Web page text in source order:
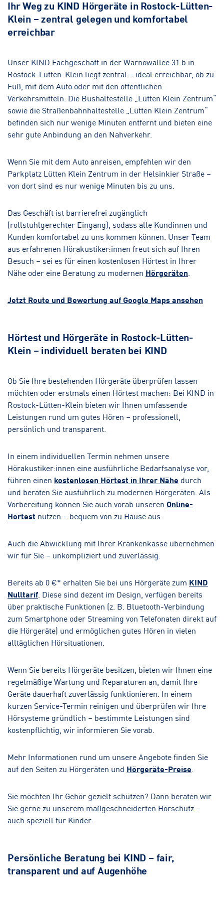
Wismar-Burgwall
Hörakustik
Grimmen
Hörakustik
Ihr Weg zu KIND Hörgeräte in Rostock-Lütten-
Klein – zentral gelegen und komfortabel
erreichbar
Unser KIND Fachgeschäft in der Warnowallee 31 b in
Rostock-Lütten-Klein liegt zentral – ideal erreichbar, ob zu
Fuß, mit dem Auto oder mit den öffentlichen
Verkehrsmitteln. Die Bushaltestelle „Lütten Klein Zentrum“
sowie die Straßenbahnhaltestelle „Lütten Klein Zentrum“
befinden sich nur wenige Minuten entfernt und bieten eine
sehr gute Anbindung an den Nahverkehr.
Wenn Sie mit dem Auto anreisen, empfehlen wir den
Parkplatz Lütten Klein Zentrum in der Helsinkier Straße –
von dort sind es nur wenige Minuten bis zu uns.
Das Geschäft ist barrierefrei zugänglich
(rollstuhlgerechter Eingang), sodass alle Kundinnen und
Kunden komfortabel zu uns kommen können. Unser Team
aus erfahrenen Hörakustiker:innen freut sich auf Ihren
Besuch – sei es für einen kostenlosen Hörtest in Ihrer
Nähe oder eine Beratung zu modernen Hörgeräten
Jetzt Route und Bewertung auf Google Maps ansehen
Hörtest und Hörgeräte in Rostock-Lütten-
Klein – individuell beraten bei KIND
Ob Sie Ihre bestehenden Hörgeräte überprüfen lassen
möchten oder erstmals einen Hörtest machen: Bei KIND in
Rostock-Lütten-Klein bieten wir Ihnen umfassende
Leistungen rund um gutes Hören – professionell,
persönlich und transparent.
In einem individuellen Termin nehmen unsere
Hörakustiker:innen eine ausführliche Bedarfsanalyse vor,
führen einen kostenlosen Hörtest in Ihrer Nähe durch
und beraten Sie ausführlich zu modernen Hörgeräten. Als
Vorbereitung können Sie auch vorab unseren Online-
Hörtest nutzen – bequem von zu Hause aus.
Auch die Abwicklung mit Ihrer Krankenkasse übernehmen
wir für Sie – unkompliziert und zuverlässig.
Bereits ab 0 €* erhalten Sie bei uns Hörgeräte zum KIND
Nulltarif . Diese sind dezent im Design, verfügen bereits
über praktische Funktionen (z. B. Bluetooth-Verbindung
zum Smartphone oder Streaming von Telefonaten direkt auf
die Hörgeräte) und ermöglichen gutes Hören in vielen
alltäglichen Hörsituationen.
Wenn Sie bereits Hörgeräte besitzen, bieten wir Ihnen eine
regelmäßige Wartung und Reparaturen an, damit Ihre
Geräte dauerhaft zuverlässig funktionieren. In einem
kurzen Service-Termin reinigen und überprüfen wir Ihre
Hörsysteme gründlich – bestimmte Leistungen sind
kostenpflichtig, wir informieren Sie vorab.
Mehr Informationen rund um unsere Angebote finden Sie
auf den Seiten zu Hörgeräten und Hörgeräte-Preise
Sie möchten Ihr Gehör gezielt schützen? Dann beraten wir
Sie gerne zu unserem maßgeschneiderten Hörschutz –
auch speziell für Kinder.
Persönliche Beratung bei KIND – fair,
transparent und auf Augenhöhe